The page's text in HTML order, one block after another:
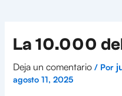
La 10.000
Deja un comentario / Por
agosto 11, 2025